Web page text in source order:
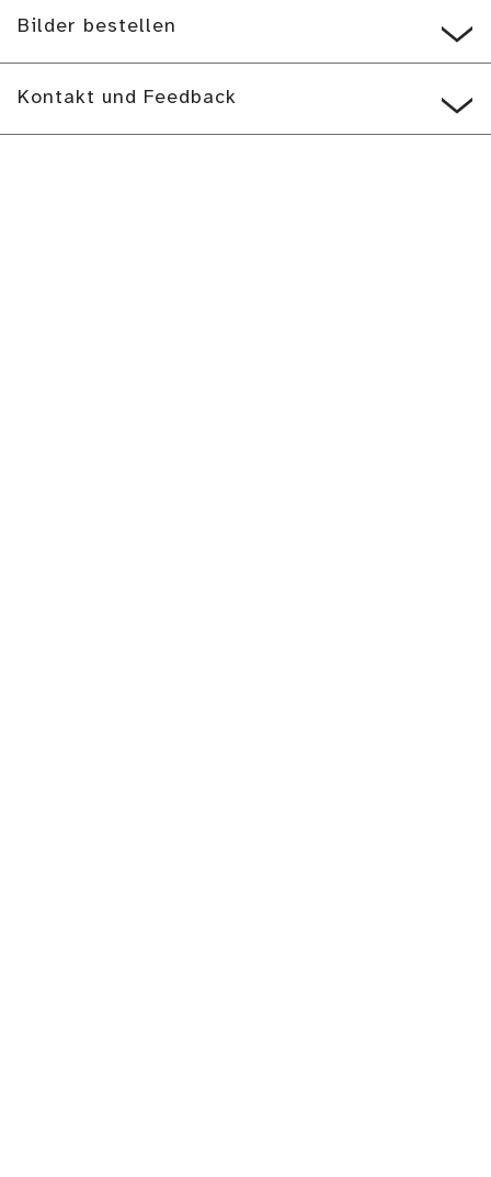
Bilder bestellen
Kontakt und Feedback